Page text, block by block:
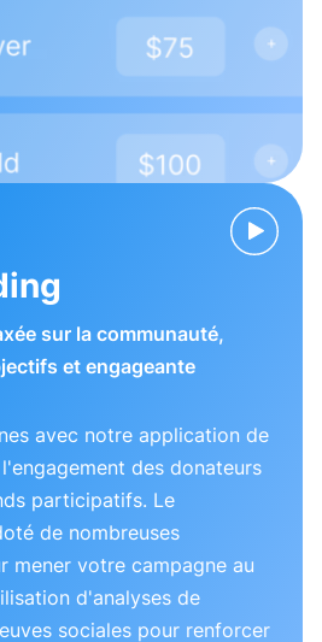
sur la communauté,
et engageante
avec notre application de
des donateurs
participatifs. Le
de nombreuses
mener votre campagne au
d'analyses de
sociales pour renforcer